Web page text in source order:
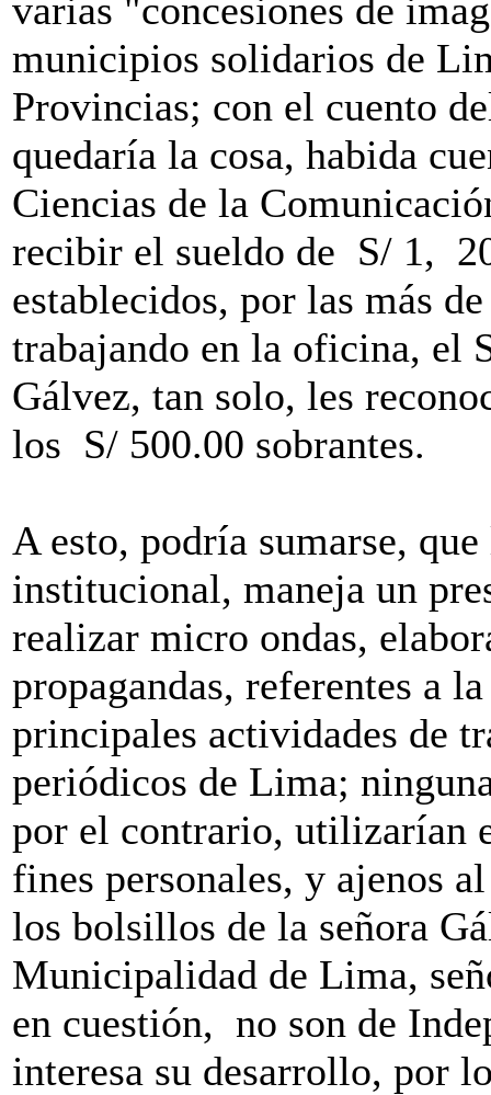
varias "concesiones de
municipios solidarios de
Provincias; con el cuento
quedaría la cosa, habida
Ciencias de la
recibir el sueldo de S/ 1,
establecidos, por las más
trabajando en la oficina, el
Gálvez, tan solo, les
los S/ 500.00 sobrantes.
A esto, podría sumarse,
institucional, maneja un
realizar micro ondas,
propagandas, referentes a
principales actividades de
periódicos de Lima;
por el contrario, utilizarían
fines personales, y ajenos
los bolsillos de la señora
Municipalidad de Lima,
en cuestión, no son de
interesa su desarrollo, por